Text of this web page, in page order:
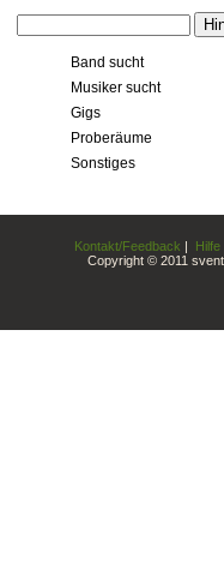
Band sucht
Musiker sucht
Gigs
Proberäume
Sonstiges
Kontakt/Feedback | Hilfe
Copyright © 2011